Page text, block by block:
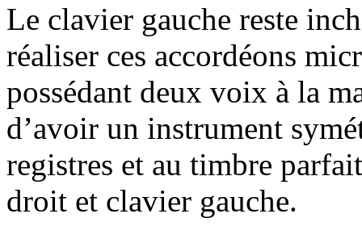
Le clavier gauche reste
réaliser ces accordéons
possédant deux voix à la
d’avoir un instrument
registres et au timbre
droit et clavier gauche.